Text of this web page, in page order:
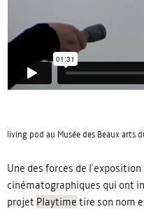
living pod au Musée des Beaux arts
Une des forces de
cinématographiques qui ont
projet Playtime tire son nom